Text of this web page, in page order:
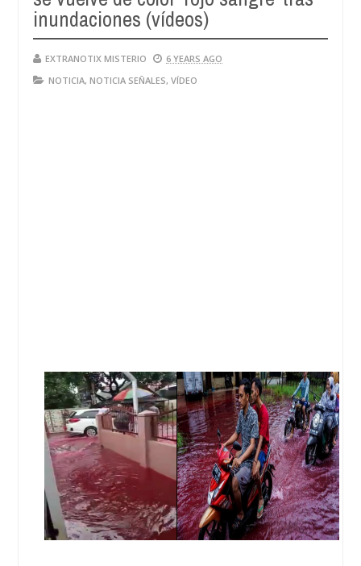
inundaciones (vídeos)
EXTRANOTIX MISTERIO
6 YEARS AGO
NOTICIA, NOTICIA SEÑALES, VÍDEO